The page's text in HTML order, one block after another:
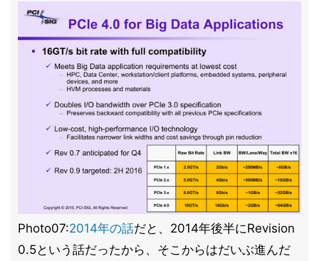
Photo07:2014年の話だと、2014年後半にRevision
0.5という話だったから、そこからはだいぶ進んだ